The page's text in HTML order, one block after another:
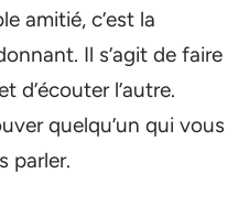
amitié, c’est la
Il s’agit de faire
d’écouter l’autre.
quelqu’un qui vous
parler.